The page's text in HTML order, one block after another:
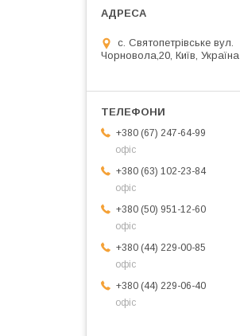
с. Святопетрівське вул.
Чорновола,20, Київ, Україна
+380 (67) 247-64-99
офіс
+380 (63) 102-23-84
офіс
+380 (50) 951-12-60
офіс
+380 (44) 229-00-85
офіс
+380 (44) 229-06-40
офіс